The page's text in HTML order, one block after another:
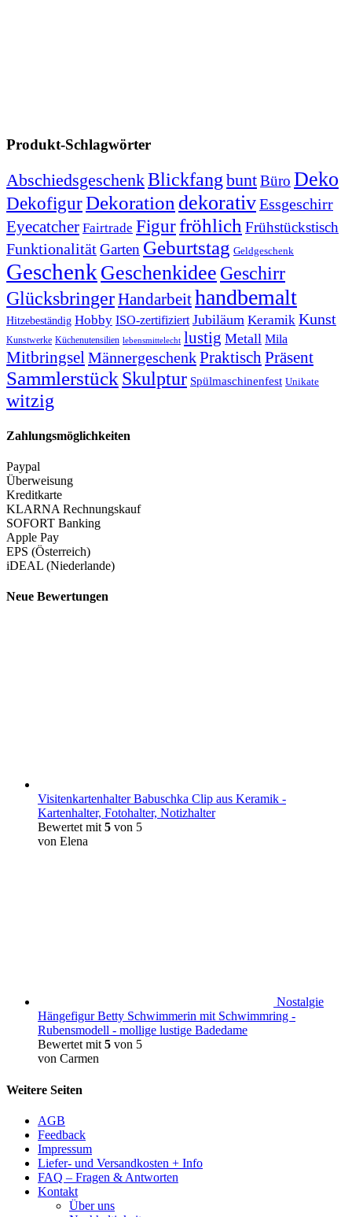
Produkt-Schlagwörter
AbschiedsgeschenkBlickfang buntBüro Deko
DekofigurDekoration dekorativEssgeschirr
Eyecatcher Fairtrade Figurfröhlich Frühstückstisch
FunktionalitätGarten Geburtstag Geldgeschenk
Geschenk Geschenkidee Geschirr
GlücksbringerHandarbeithandbemalt
Hitzebeständig Hobby ISO-zertifiziert Jubiläum Keramik Kunst
Kunstwerke Küchenutensilien lebensmittelecht lustig Metall Mila
MitbringselMännergeschenkPraktischPräsent
Sammlerstück Skulptur Spülmaschinenfest Unikate
witzig
Zahlungsmöglichkeiten
Paypal
Überweisung
Kreditkarte
KLARNA Rechnungskauf
SOFORT Banking
Apple Pay
EPS (Österreich)
iDEAL (Niederlande)
Neue Bewertungen
Visitenkartenhalter Babuschka Clip aus Keramik -
Kartenhalter, Fotohalter, Notizhalter
Bewertet mit 5 von 5
von Elena
Nostalgie
Hängefigur Betty Schwimmerin mit Schwimmring -
Rubensmodell - mollige lustige Badedame
Bewertet mit 5 von 5
von Carmen
Weitere Seiten
AGB
Feedback
Impressum
Liefer- und Versandkosten + Info
FAQ – Fragen & Antworten
Kontakt
Über uns